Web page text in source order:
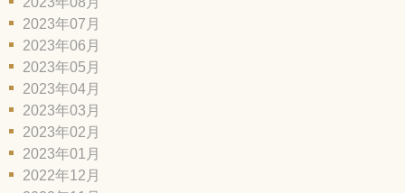
2023年07月
2023年06月
2023年05月
2023年04月
2023年03月
2023年02月
2023年01月
2022年12月